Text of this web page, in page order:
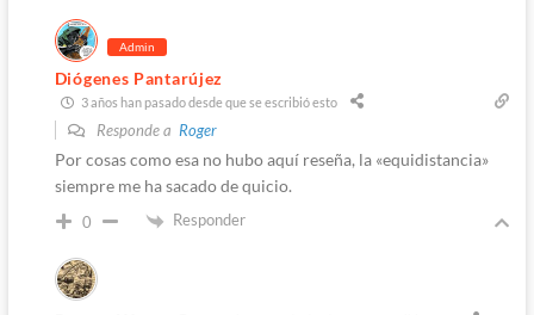
Admin
Diógenes Pantarújez
3 años han pasado desde que se escribió esto
Responde a Roger
Por cosas como esa no hubo aquí reseña, la «equidistancia»
siempre me ha sacado de quicio.
0 Responder